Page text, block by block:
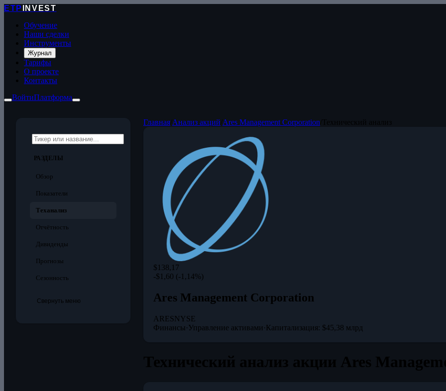
ETP
INVEST
Обучение
Наши сделки
Инструменты
Журнал
Тарифы
О проекте
Контакты
ВойтиПлатформа
РАЗДЕЛЫ
Обзор
Показатели
Теханализ
Отчётность
Дивиденды
Прогнозы
Сезонность
Свернуть меню
Главная/ Анализ акций Ares Management Corporation
$138,17
-$1,60 (-1,14%)
Ares Management Corporation
ARESNYSE
Финансы·Управление активами·Капитализация: $45,38 млрд